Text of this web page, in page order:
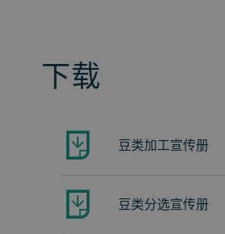
下载
豆类加工宣传册
豆类分选宣传册